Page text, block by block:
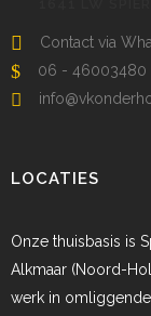
Contact via
06 - 46003480
LOCATIES
Onze thuisbasis is
Alkmaar (Noord-
werk in